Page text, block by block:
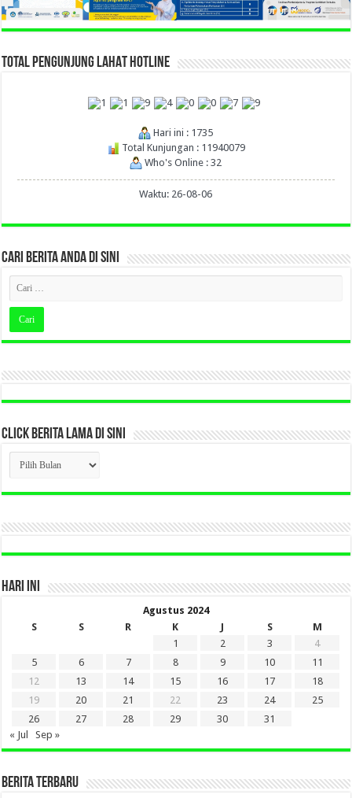
TOTAL PENGUNJUNG LAHAT HOTLINE
Hari ini : 1735
Total Kunjungan : 11940079
Who's Online : 32
Waktu: 26-08-06
CARI BERITA ANDA DI SINI
CLICK BERITA LAMA DI SINI
CLICK
BERITA
LAMA
DI
HARI INI
Agustus 2024
S
S R K J S
M
1
2 3
4
5
6 7 8 9 10
11
12
13 14 15 16 17
18
19
20 21 22 23 24
25
26
27 28 29 30
31
« Jul
Sep »
BERITA TERBARU